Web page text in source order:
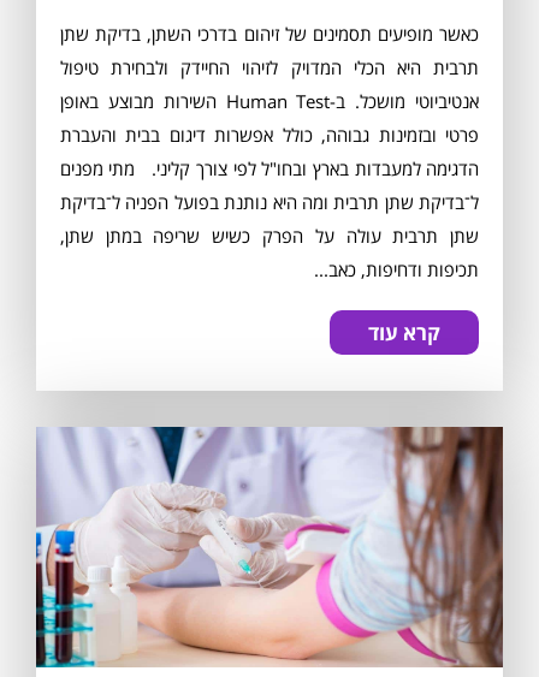
כאשר מופיעים תסמינים של זיהום בדרכי השתן, בדיקת שתן
תרבית היא הכלי המדויק לזיהוי החיידק ולבחירת טיפול
אנטיביוטי מושכל. ב-Human Test השירות מבוצע באופן
פרטי ובזמינות גבוהה, כולל אפשרות דיגום בבית והעברת
הדגימה למעבדות בארץ ובחו"ל לפי צורך קליני. מתי מפנים
ל־בדיקת שתן תרבית ומה היא נותנת בפועל הפניה ל־בדיקת
שתן תרבית עולה על הפרק כשיש שריפה במתן שתן,
תכיפות ודחיפות, כאב...
קרא עוד